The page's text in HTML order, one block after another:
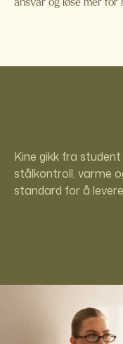
Kine gikk fra
stålkontroll, varme
standard for å